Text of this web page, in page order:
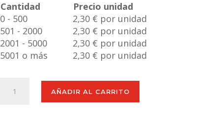
Cantidad
Precio unidad
0 - 500
2,30 € por unidad
501 - 2000
2,30 € por unidad
2001 - 5000
2,30 € por unidad
5001 o más
2,30 € por unidad
AÑADIR AL CARRITO